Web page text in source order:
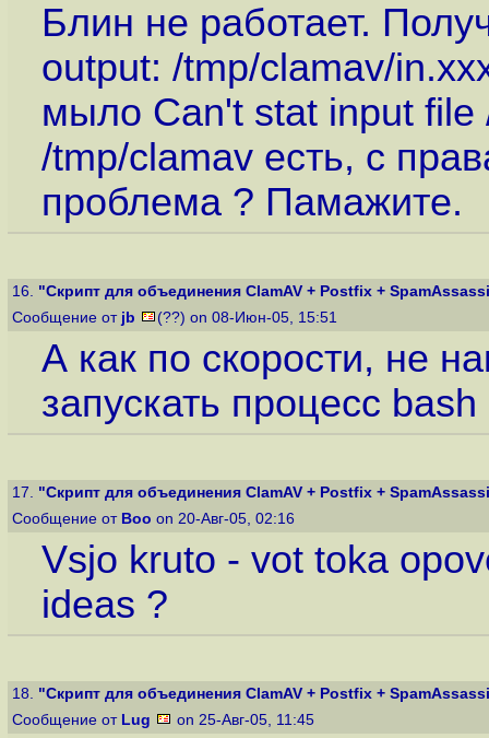
Блин не работает.
output: /tmp/clamav/
мыло Can't stat input file
/tmp/clamav есть, с
проблема ? Памажите.
16. "Скрипт для объединения ClamAV + Postfix +
Сообщение от jb (??) on 08-Июн-05, 15:51
А как по скорости, не
запускать процесс bash
17. "Скрипт для объединения ClamAV + Postfix +
Сообщение от Boo on 20-Авг-05, 02:16
Vsjo kruto - vot toka
ideas ?
18. "Скрипт для объединения ClamAV + Postfix +
Сообщение от Lug on 25-Авг-05, 11:45